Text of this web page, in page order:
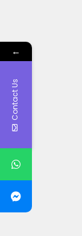
←
Contact Us